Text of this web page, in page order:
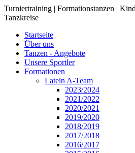
Turniertraining | Formationstanzen |
Tanzkreise
Startseite
Über uns
Tanzen - Angebote
Unsere Sportler
Formationen
Latein A-Team
2023/2024
2021/2022
2020/2021
2019/2020
2018/2019
2017/2018
2016/2017